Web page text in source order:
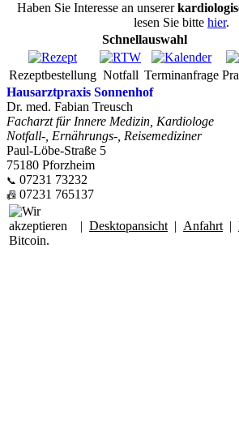
Haben Sie Interesse an unserer
lesen Sie bitte hier.
Schnellauswahl
Rezeptbestellung Notfall Terminanfrage
Hausarztpraxis Sonnenhof
Dr. med. Fabian Treusch
Facharzt für Innere Medizin, Kardiologe
Notfall-, Ernährungs-, Reisemediziner
Paul-Löbe-Straße 5
75180 Pforzheim
📞 07231 73232
📠 07231 765137
| Desktopansicht | Anfahrt |